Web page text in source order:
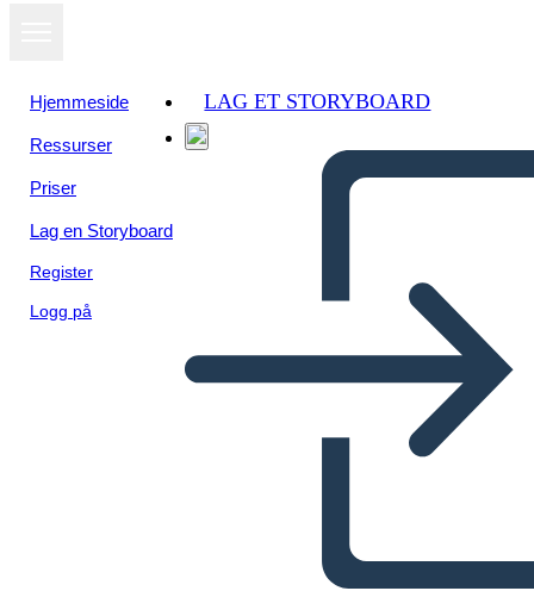
Hjemmeside
Ressurser
Priser
Lag en Storyboard
Register
Logg på
LAG ET STORYBOARD